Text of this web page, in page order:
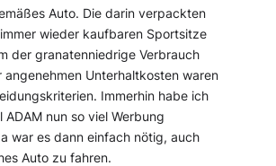
Auto. Die darin verpackten
wieder kaufbaren Sportsitze
der granatenniedrige Verbrauch
angenehmen Unterhaltkosten waren
Immerhin habe ich
ADAM nun so viel Werbung
war es dann einfach nötig, auch
Auto zu fahren.